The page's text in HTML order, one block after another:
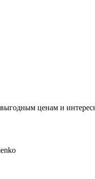
ценам и